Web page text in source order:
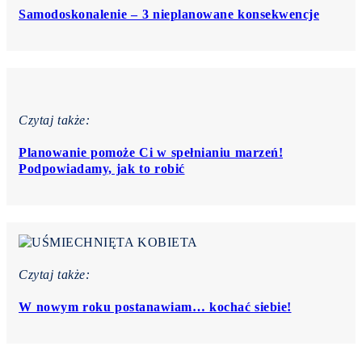
Samodoskonalenie – 3 nieplanowane konsekwencje
Czytaj także:
Planowanie pomoże Ci w spełnianiu marzeń!
Podpowiadamy, jak to robić
Czytaj także:
W nowym roku postanawiam… kochać siebie!